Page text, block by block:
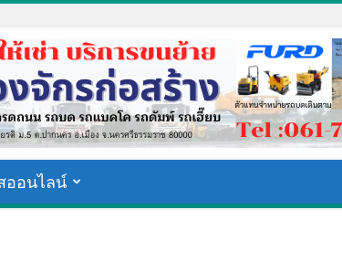
ออนไลน์